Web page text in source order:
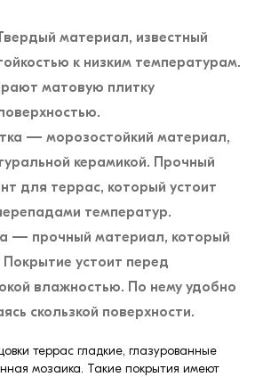
материал, известный
к низким температурам.
матовую плитку
— морозостойкий материал,
керамикой. Прочный
для террас, который устоит
температур.
— прочный материал, который
устоит перед
влажностью. По нему удобно
скользкой поверхности.
террас гладкие, глазурованные
мозаика. Такие покрытия имеют